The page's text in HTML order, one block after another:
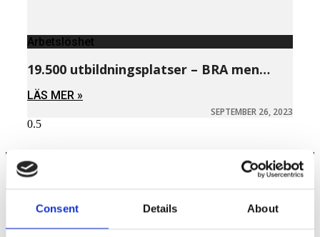
Consent Details About
Arbetslöshet
19.500 utbildningsplatser – BRA men…
LÄS MER »
SEPTEMBER 26, 2023
Förmåner